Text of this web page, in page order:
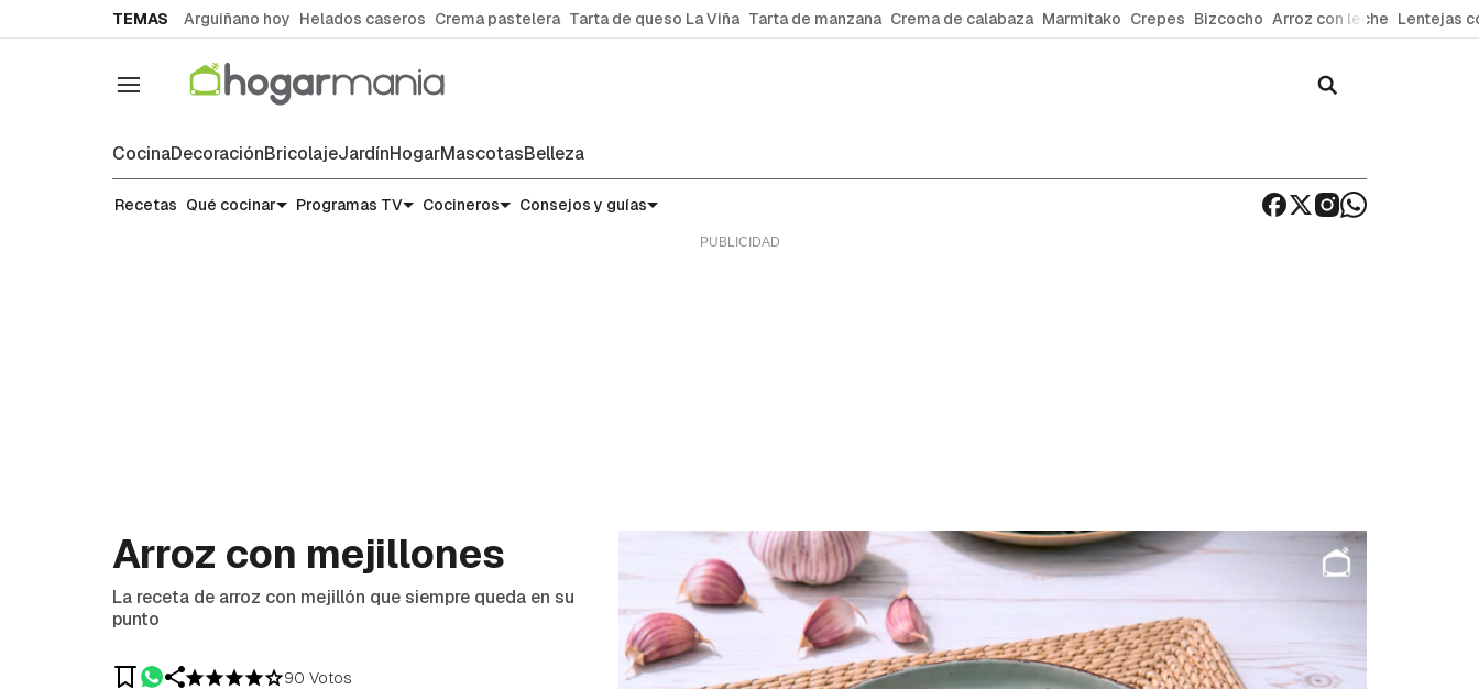
TEMAS Arguiñano hoy Helados caseros Crema pastelera Tarta de queso La Viña Tarta de manzana Crema de calabaza Marmitako Crepes Bizcocho Arroz con leche Lentejas
Navegación
CocinaDecoraciónBricolajeJardínHogarMascotasBelleza
Recetas
Recetas Qué cocinar Programas TV Cocineros Consejos y guías
Arroz con mejillones
La receta de arroz con mejillón que siempre queda en su
punto
90 Votos